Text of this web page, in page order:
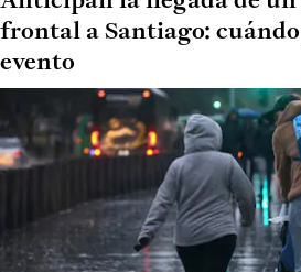
frontal a Santiago:
evento